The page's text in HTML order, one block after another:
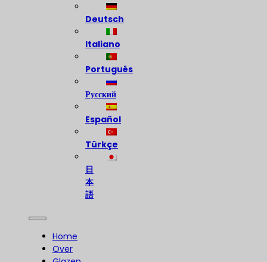
Deutsch
Italiano
Português
Русский
Español
Türkçe
日
本
語
Home
Over